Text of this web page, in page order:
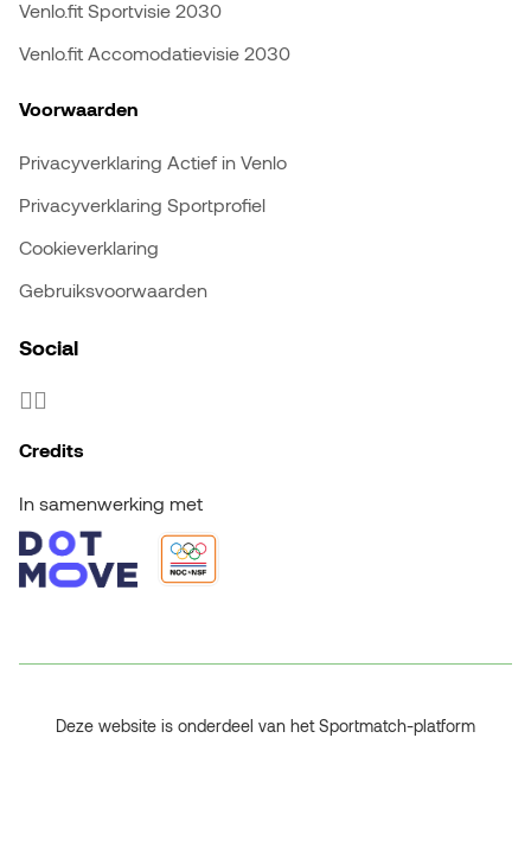
Venlo.fit Sportvisie 2030
Venlo.fit Accomodatievisie 2030
Voorwaarden
Privacyverklaring Actief in Venlo
Privacyverklaring Sportprofiel
Cookieverklaring
Gebruiksvoorwaarden
Social
Credits
In samenwerking met
Deze website is onderdeel van het Sportmatch-platform